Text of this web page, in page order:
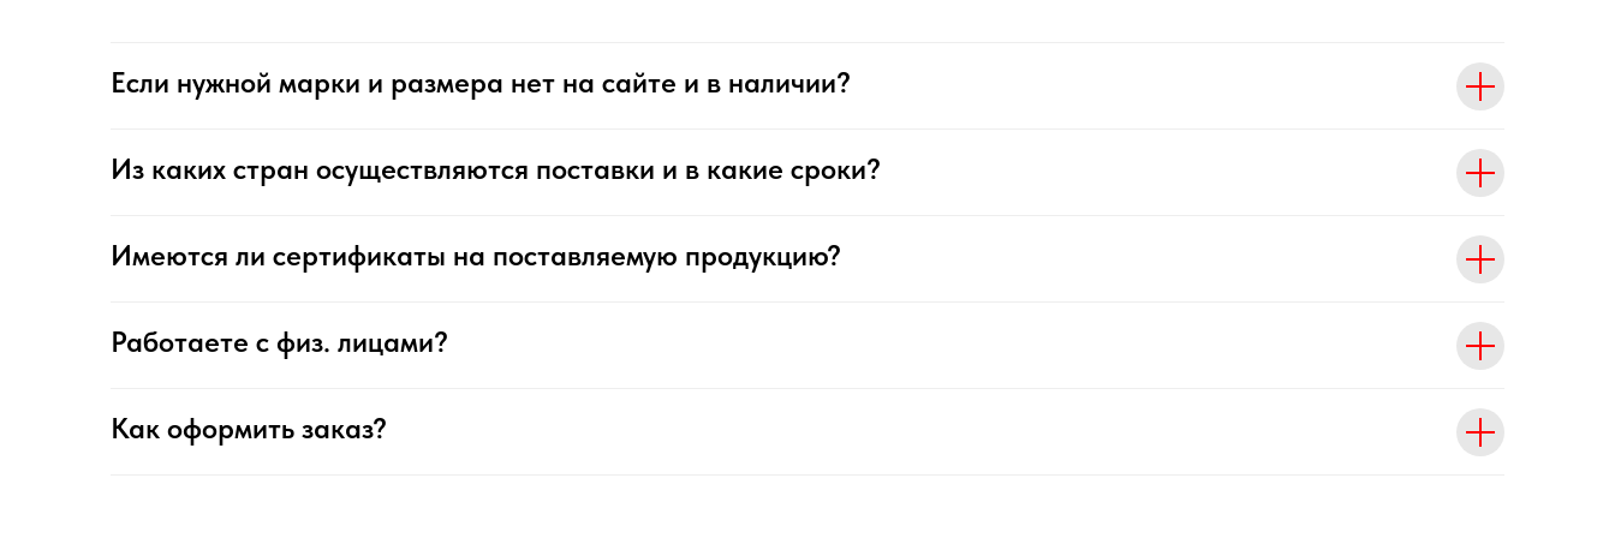
Если нужной марки и размера нет на сайте и в наличии?
Из каких стран осуществляются поставки и в какие сроки?
Имеются ли сертификаты на поставляемую продукцию?
Работаете с физ. лицами?
Как оформить заказ?